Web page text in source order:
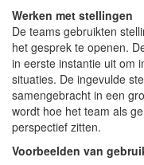
Werken met stellingen
De teams gebruikten
het gesprek te openen.
in eerste instantie uit om
situaties. De ingevulde
samengebracht in een
wordt hoe het team als
perspectief zitten.
Voorbeelden van